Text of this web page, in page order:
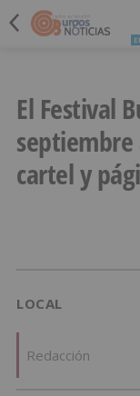
El Festival
cartel y
LOCAL
Redacción